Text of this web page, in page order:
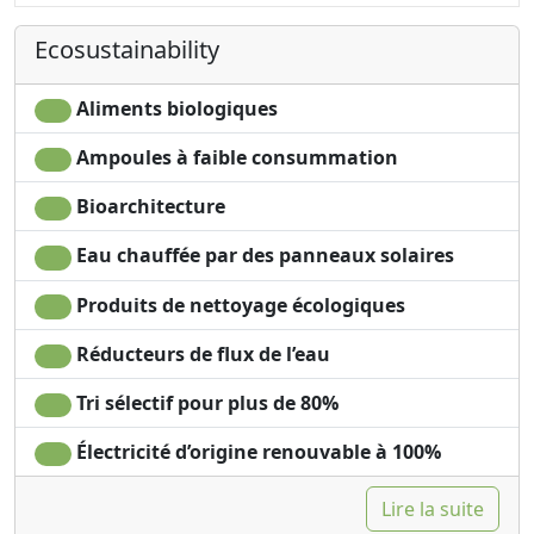
Cooking utensils
Fridge
Outdoor dining area
Panoramic view
Ecosustainability
Aliments biologiques
Ampoules à faible consummation
Bioarchitecture
Eau chauffée par des panneaux solaires
Produits de nettoyage écologiques
Réducteurs de flux de l’eau
Tri sélectif pour plus de 80%
Électricité d’origine renouvable à 100%
Lire la suite